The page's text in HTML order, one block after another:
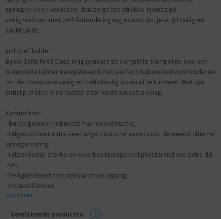
springen even verliezen, dan zorgt het strakke fijnmazige
veiligheidsnet met zelfsluitende ingang ervoor dat je altijd veilig en
zacht landt.
Inclusief ladder
Bij de Salta First Class krijg je naast de complete trampoline ook een
trampoline ladder meegeleverd. Een perfect hulpmiddel voor kinderen
om de trampoline veilig en zelfstandig op en af te klimmen. Met zijn
antislip profiel is de ladder voor kinderen extra veilig.
Kenmerken:
- Buitengewoon robuuste frameconstructie;
- Uitgerust met extra veel lange conische veren voor de meest ultieme
springervaring;
- Uitzonderlijk sterke en weerbestendige veiligheidsrand van extra dik
PVC;
- Veiligheidsnet met zelfsluitende ingang;
- Inclusief ladder.
Lees minder
Gerelateerde producten 2